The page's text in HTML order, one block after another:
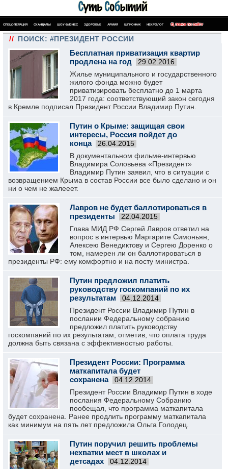
СПЕЦОПЕРАЦИЯ СКАНДАЛЫ ШОУ-БИЗНЕС ЗДОРОВЬЕ АРМИЯ ШПИОНАЖ НЕКРОЛОГ ПОИСК ПО САЙТУ
// ПОИСК: #ПРЕЗИДЕНТ РОССИИ
Бесплатная приватизация квартир
продлена на год
29.02.2016
Жилье муниципального и государственного
жилого фонда можно будет
приватизировать бесплатно до 1 марта
2017 года: соответствующий закон сегодня
в Кремле подписал Президент России Владимир Путин.
Путин о Крыме: защищая свои
интересы, Россия пойдет до
конца
26.04.2015
В документальном фильме-интервью
Владимира Соловьева «Президент»
Владимир Путин заявил, что в ситуации с
возвращением Крыма в состав России все было сделано и он
ни о чем не жалееет.
Лавров не будет баллотироваться в
президенты
22.04.2015
Глава МИД РФ Сергей Лавров ответил на
вопрос в интервью Маргарите Симоньян,
Алексею Венедиктову и Сергею Доренко о
том, намерен ли он баллотироваться в
президенты РФ: ему комфортно и на посту министра.
Путин предложил платить
руководству госкомпаний по их
результатам
04.12.2014
Президент России Владимир Путин в
послании Федеральному собранию
предложил платить руководству
госкомпаний по их результатам, отметив, что оплата труда
должна быть связана с эффективностью работы.
Президент России: Программа
маткапитала будет
сохранена
04.12.2014
Президент России Владимир Путин в ходе
послания Федеральному Собранию
пообещал, что программа маткапитала
будет сохранена. Ранее продлить программу маткапитала
как минимум на пять лет предложила Ольга Голодец.
Путин поручил решить проблемы
нехватки мест в школах и
детсадах
04.12.2014